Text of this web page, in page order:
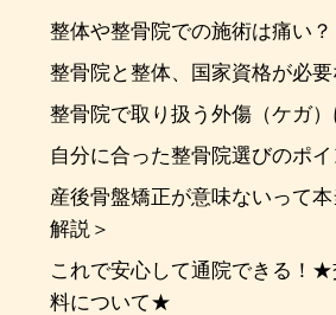
整体や整骨院での施術は痛い？
整骨院と整体、国家資格が必
整骨院で取り扱う外傷（ケガ）
自分に合った整骨院選びのポイ
産後骨盤矯正が意味ないって
解説＞
これで安心して通院できる！
料について★